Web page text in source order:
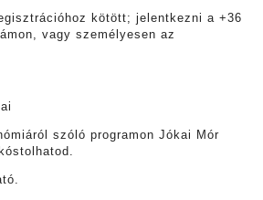
kötött; jelentkezni a +36
vagy személyesen az
szóló programon Jókai Mór